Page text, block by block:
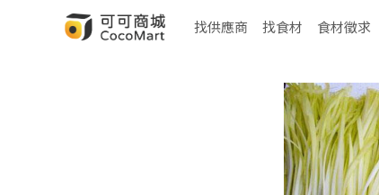
找供應商 找食材 食材徵求